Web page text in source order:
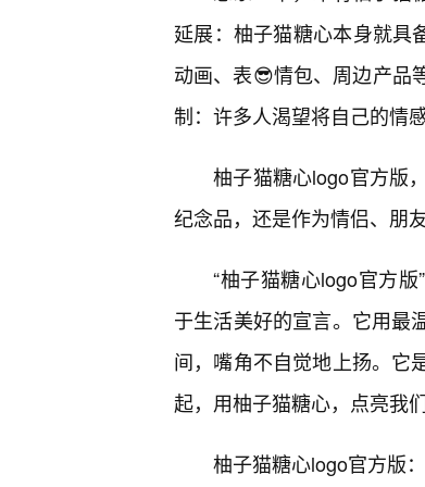
延展：柚子猫糖心本身就具
动画、表😎情包、周边产品
制：许多人渴望将自己的情
柚子猫糖心logo官方版
纪念品，还是作为情侣、朋
“柚子猫糖心logo官方
于生活美好的宣言。它用最
间，嘴角不自觉地上扬。它
起，用柚子猫糖心，点亮我
柚子猫糖心logo官方版